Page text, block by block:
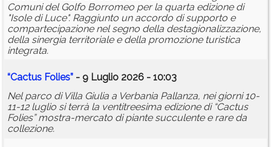
Comuni del Golfo Borromeo per la quarta edizione di
"Isole di Luce". Raggiunto un accordo di supporto e
compartecipazione nel segno della destagionalizzazione,
della sinergia territoriale e della promozione turistica
integrata.
“Cactus Folies” - 9 Luglio 2026 - 10:03
Nel parco di Villa Giulia a Verbania Pallanza, nei giorni 10-
11-12 luglio si terrà la ventitreesima edizione di “Cactus
Folies” mostra-mercato di piante succulente e rare da
collezione.